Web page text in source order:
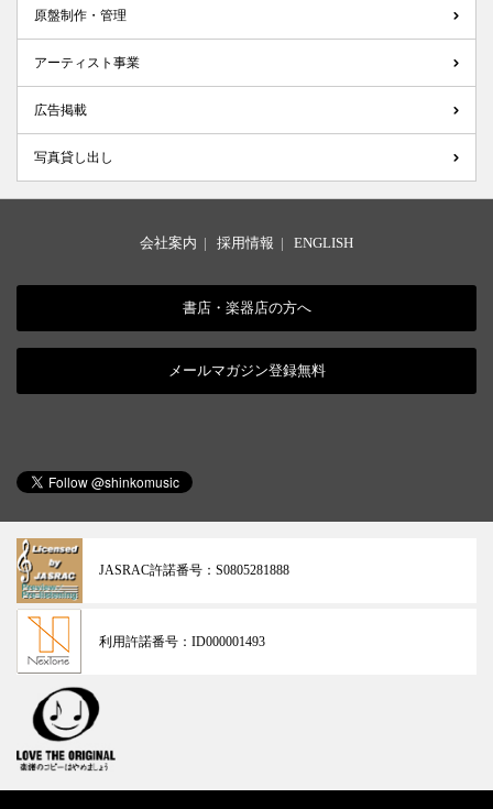
原盤制作・管理
アーティスト事業
広告掲載
写真貸し出し
会社案内 | 採用情報 | ENGLISH
書店・楽器店の方へ
メールマガジン登録無料
JASRAC許諾番号： S0805281888
利用許諾番号： ID000001493